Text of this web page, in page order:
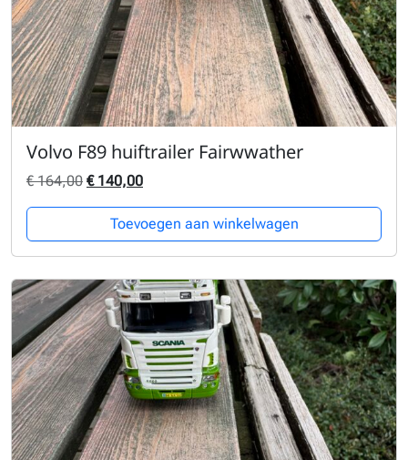
Volvo F89 huiftrailer Fairwwather
€164,00 Oorspronkelijke prijs was: € 164,00.
€140,00Huidige prijs is: € 140,00.
Toevoegen aan winkelwagen